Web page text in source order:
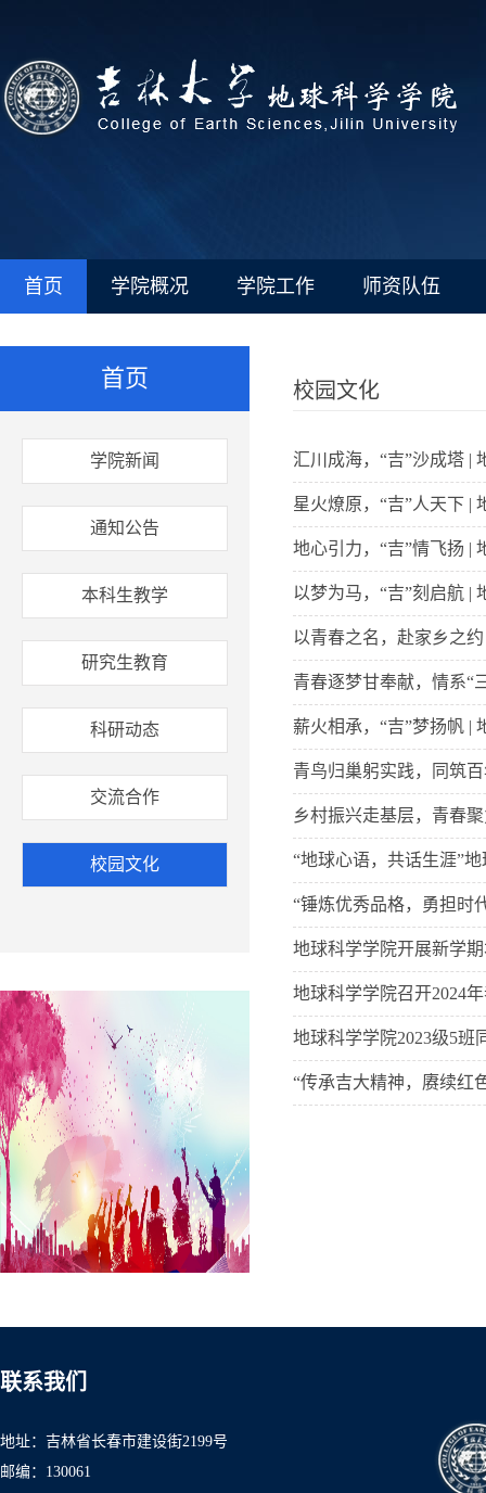
首页 学院概况 学院工作 师资队伍
首页
学院新闻
通知公告
本科生教学
研究生教育
科研动态
交流合作
校园文化
校园文化
汇川成海，“吉”沙成塔 |
星火燎原，“吉”人天下 |
地心引力，“吉”情飞扬 |
以梦为马，“吉”刻启航 |
以青春之名，赴家乡之
青春逐梦甘奉献，情系“
薪火相承，“吉”梦扬帆 |
青鸟归巢躬实践，同筑
乡村振兴走基层，青春
“地球心语，共话生涯”
“锤炼优秀品格，勇担时
地球科学学院开展新学
地球科学学院召开2024
地球科学学院2023级5班
“传承吉大精神，赓续红
联系我们
地址：吉林省长春市建设街2199号
邮编：130061